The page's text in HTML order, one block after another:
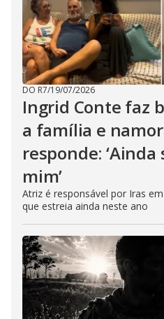
DO R7/19/07/2026
Ingrid Conte faz
a família e
responde:
mim’
Atriz é responsável por Iras
que estreia ainda neste ano